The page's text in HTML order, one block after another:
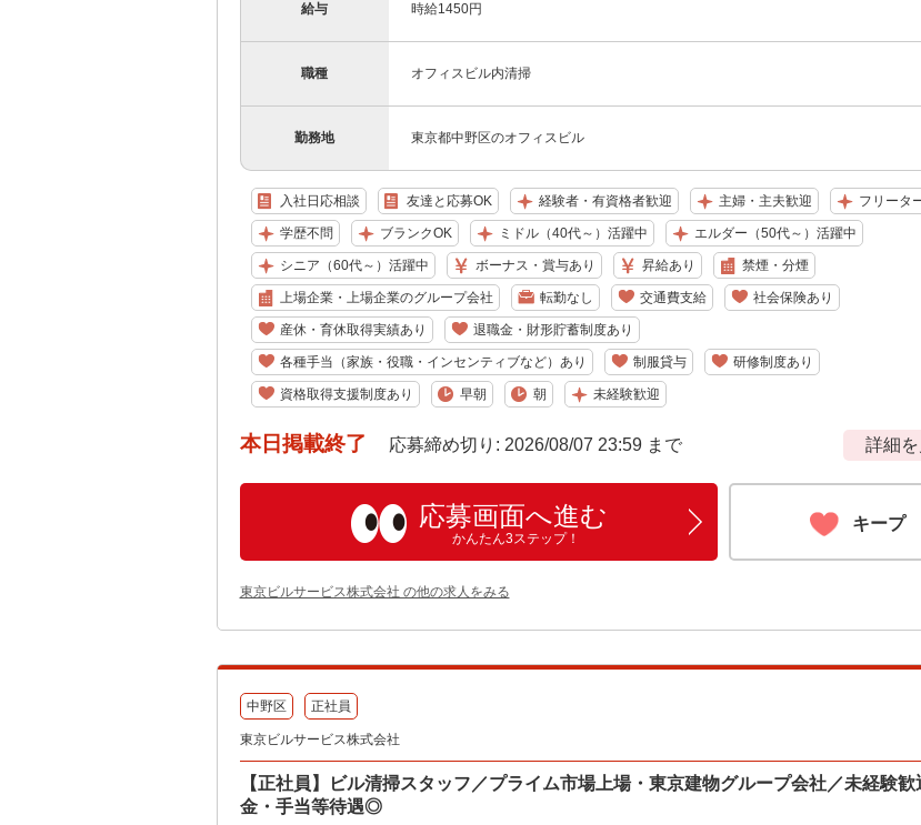
給与 時給1450円
職種 オフィスビル内清掃
勤務地 東京都中野区のオフィスビル
入社日応相談 友達と応募OK 経験者・有資格者歓迎 主婦・主夫歓迎 フリータ
学歴不問 ブランクOK ミドル（40代～）活躍中 エルダー（50代～）活躍中
シニア（60代～）活躍中 ボーナス・賞与あり 昇給あり 禁煙・分煙
上場企業・上場企業のグループ会社 転勤なし 交通費支給 社会保険あり
産休・育休取得実績あり 退職金・財形貯蓄制度あり
各種手当（家族・役職・インセンティブなど）あり 制服貸与 研修制度あり
資格取得支援制度あり 早朝 朝 未経験歓迎
本日掲載終了 応募締め切り: 2026/08/07 23:59 まで 詳細を
応募画面へ進む
かんたん3ステップ！
キープ
東京ビルサービス株式会社 の他の求人をみる
中野区 正社員
東京ビルサービス株式会社
【正社員】ビル清掃スタッフ／プライム市場上場・東京建物グループ会社／未経験歓
金・手当等待遇◎